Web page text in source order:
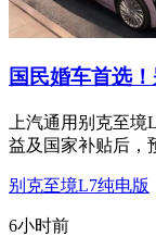
国民婚车首选
上汽通用别克至
益及国家补贴后，
别克至境L7纯电版
6小时前